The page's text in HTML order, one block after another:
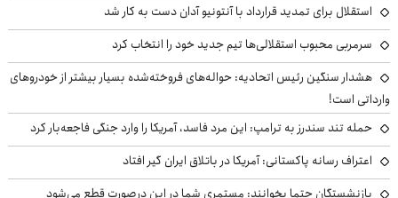
استقلال برای تمدید قرارداد با آنتونیو آدان دست به کار شد
سرمربی محبوب استقلالی‌ها تیم جدید خود را انتخاب کرد
هشدار سنگین رئیس اتحادیه: حواله‌های فروخته‌شده بسیار بیشتر از خودروهای
وارداتی است!
حمله تند سندرز به ترامپ: این مرد فاسد، آمریکا را وارد جنگی فاجعه‌بار کرد
اعتراف رسانه پاکستانی: آمریکا در باتلاق ایران گیر افتاد
بازنشستگان حتما بخوانند: مستمری شما در این درصورت قطع می‌شود